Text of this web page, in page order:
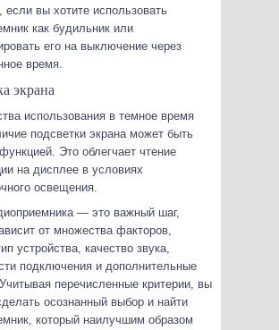
если вы хотите использовать
как будильник или
его на выключение через
время.
экрана
использования в темное время
подсветки экрана может быть
Это облегчает чтение
на дисплее в условиях
освещения.
— это важный шаг,
от множества факторов,
устройства, качество звука,
подключения и дополнительные
перечисленные критерии, вы
осознанный выбор и найти
который наилучшим образом